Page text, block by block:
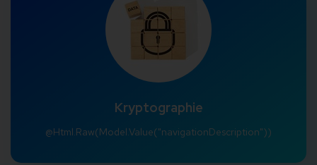
Kryptographie
@Html.Raw(Model.Value("navigationDescription"))